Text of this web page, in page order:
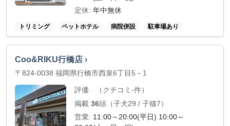
定休: 年中無休
トリミング ペットホテル 病院併設 駐車場あり
Coo&RIKU行橋店 ›
〒824-0038 福岡県行橋市西泉6丁目5－1
評価 -
（クチコミ-件）
掲載 36頭（子犬29 / 子猫7）
営業: 11:00～20:00(平日) 10:00～